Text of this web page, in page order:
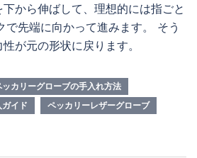
から伸ばして、理想的には指ごと
先端に向かって進みます。 そう
が元の形状に戻ります。
ッカリーグローブの手入れ方法
イド
ペッカリーレザーグローブ